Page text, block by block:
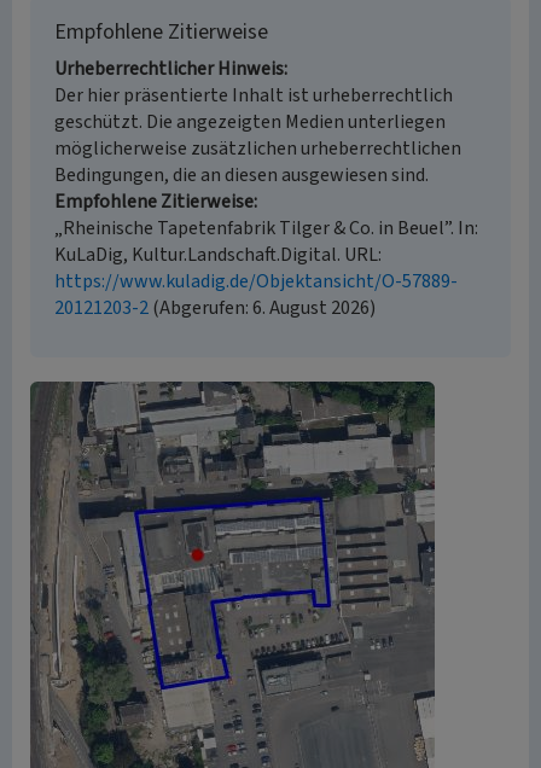
Empfohlene Zitierweise
Urheberrechtlicher Hinweis
Der hier präsentierte Inhalt ist urheberrechtlich
geschützt. Die angezeigten Medien unterliegen
möglicherweise zusätzlichen urheberrechtlichen
Bedingungen, die an diesen ausgewiesen sind.
Empfohlene Zitierweise
„Rheinische Tapetenfabrik Tilger & Co. in Beuel”. In:
KuLaDig, Kultur.Landschaft.Digital. URL:
https://www.kuladig.de/Objektansicht/O-57889-
20121203-2(Abgerufen: 6. August 2026)